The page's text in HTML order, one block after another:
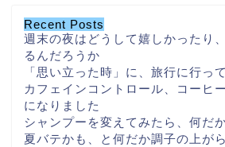
Recent Posts
週末の夜はどうして嬉しかったり
るんだろうか
「思い立った時」に、旅行に行っ
カフェインコントロール、コーヒ
になりました
シャンプーを変えてみたら、何だ
夏バテかも、と何だか調子の上が